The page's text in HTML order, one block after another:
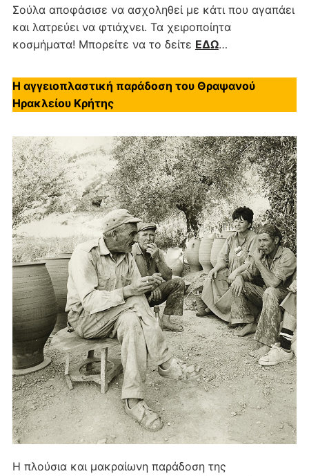
Σούλα αποφάσισε να ασχοληθεί με κάτι που αγαπάει
και λατρεύει να φτιάχνει. Τα χειροποίητα
κοσμήματα! Μπορείτε να το δείτε ΕΔΩ…
Η αγγειοπλαστική παράδοση του Θραψανού
Ηρακλείου Κρήτης
Η πλούσια και μακραίωνη παράδοση της